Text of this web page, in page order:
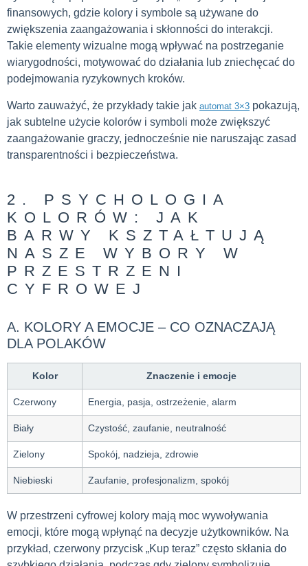
finansowych, gdzie kolory i symbole są używane do
zwiększenia zaangażowania i skłonności do interakcji.
Takie elementy wizualne mogą wpływać na postrzeganie
wiarygodności, motywować do działania lub zniechęcać do
podejmowania ryzykownych kroków.
Warto zauważyć, że przykłady takie jak automat 3×3 pokazują,
jak subtelne użycie kolorów i symboli może zwiększyć
zaangażowanie graczy, jednocześnie nie naruszając zasad
transparentności i bezpieczeństwa.
2. PSYCHOLOGIA
KOLORÓW: JAK
BARWY KSZTAŁTUJĄ
NASZE WYBORY W
PRZESTRZENI
CYFROWEJ
A. KOLORY A EMOCJE – CO OZNACZAJĄ
DLA POLAKÓW
Kolor Znaczenie i emocje
Czerwony Energia, pasja, ostrzeżenie, alarm
Biały Czystość, zaufanie, neutralność
Zielony Spokój, nadzieja, zdrowie
Niebieski Zaufanie, profesjonalizm, spokój
W przestrzeni cyfrowej kolory mają moc wywoływania
emocji, które mogą wpłynąć na decyzje użytkowników. Na
przykład, czerwony przycisk „Kup teraz” często skłania do